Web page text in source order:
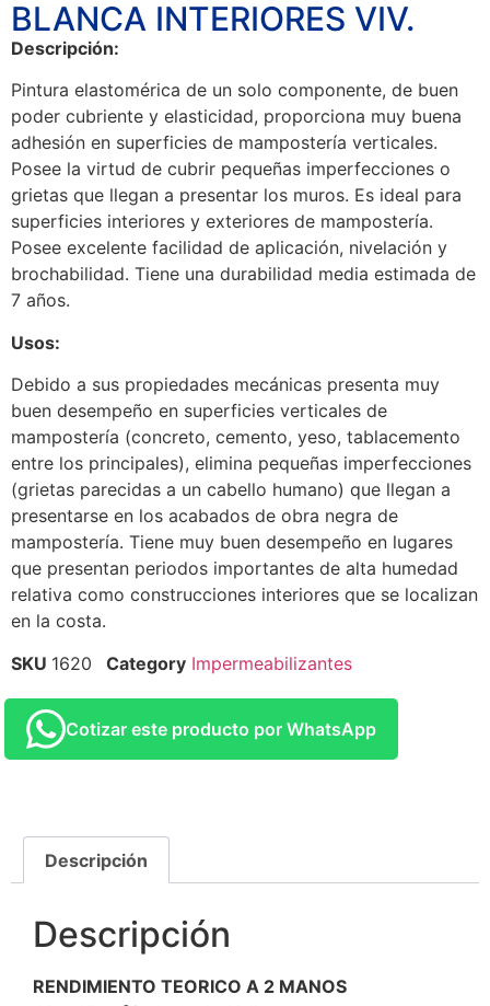
BLANCA INTERIORES VIV.
Descripción:
Pintura elastomérica de un solo componente, de buen
poder cubriente y elasticidad, proporciona muy buena
adhesión en superficies de mampostería verticales.
Posee la virtud de cubrir pequeñas imperfecciones o
grietas que llegan a presentar los muros. Es ideal para
superficies interiores y exteriores de mampostería.
Posee excelente facilidad de aplicación, nivelación y
brochabilidad. Tiene una durabilidad media estimada de
7 años.
Usos:
Debido a sus propiedades mecánicas presenta muy
buen desempeño en superficies verticales de
mampostería (concreto, cemento, yeso, tablacemento
entre los principales), elimina pequeñas imperfecciones
(grietas parecidas a un cabello humano) que llegan a
presentarse en los acabados de obra negra de
mampostería. Tiene muy buen desempeño en lugares
que presentan periodos importantes de alta humedad
relativa como construcciones interiores que se localizan
en la costa.
SKU 1620 Category Impermeabilizantes
Cotizar este producto por WhatsApp
Descripción
Descripción
RENDIMIENTO TEORICO A 2 MANOS